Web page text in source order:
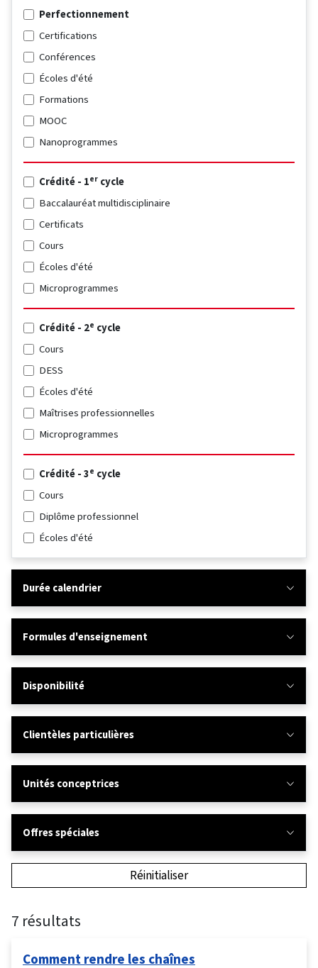
Perfectionnement
Certifications
Conférences
Écoles d'été
Formations
MOOC
Nanoprogrammes
Crédité - 1er cycle
Baccalauréat multidisciplinaire
Certificats
Cours
Écoles d'été
Microprogrammes
Crédité - 2e cycle
Cours
DESS
Écoles d'été
Maîtrises professionnelles
Microprogrammes
Crédité - 3e cycle
Cours
Diplôme professionnel
Écoles d'été
Durée calendrier
Formules d'enseignement
Disponibilité
Clientèles particulières
Unités conceptrices
Offres spéciales
Réinitialiser
7 résultats
Comment rendre les chaînes